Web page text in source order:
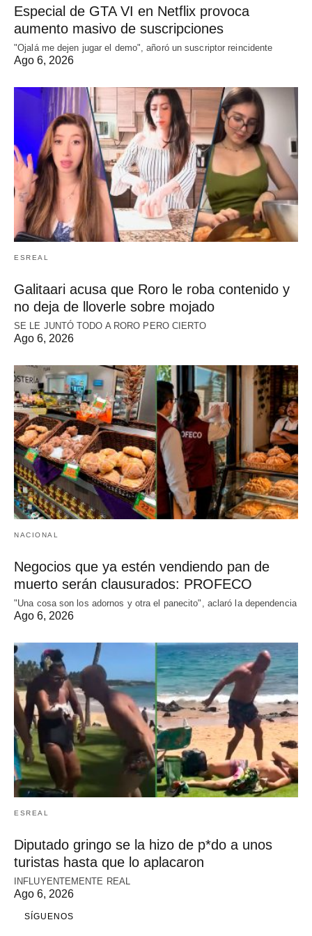
Especial de GTA VI en Netflix provoca
aumento masivo de suscripciones
"Ojalá me dejen jugar el demo", añoró un suscriptor reincidente
Ago 6, 2026
ESREAL
Galitaari acusa que Roro le roba contenido y
no deja de lloverle sobre mojado
SE LE JUNTÓ TODO A RORO PERO CIERTO
Ago 6, 2026
NACIONAL
Negocios que ya estén vendiendo pan de
muerto serán clausurados: PROFECO
"Una cosa son los adornos y otra el panecito", aclaró la dependencia
Ago 6, 2026
ESREAL
Diputado gringo se la hizo de p*do a unos
turistas hasta que lo aplacaron
INFLUYENTEMENTE REAL
Ago 6, 2026
SÍGUENOS